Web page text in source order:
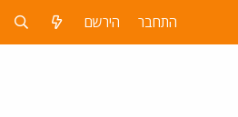
התחבר הירשם